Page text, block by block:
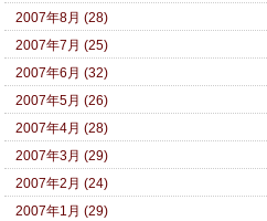
2007年8月 (28)
2007年7月 (25)
2007年6月 (32)
2007年5月 (26)
2007年4月 (28)
2007年3月 (29)
2007年2月 (24)
2007年1月 (29)